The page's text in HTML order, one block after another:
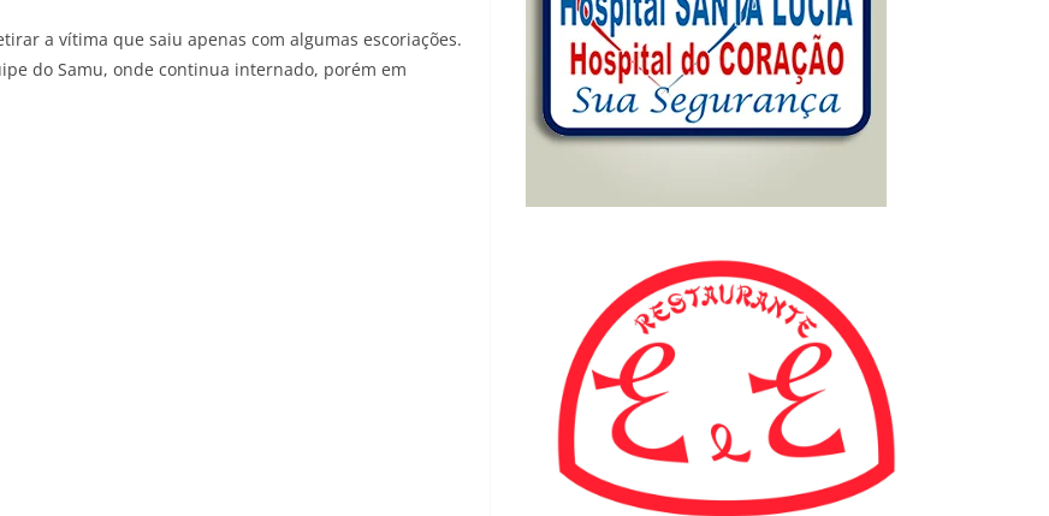
a vítima que saiu apenas com algumas escoriações.
do Samu, onde continua internado, porém em